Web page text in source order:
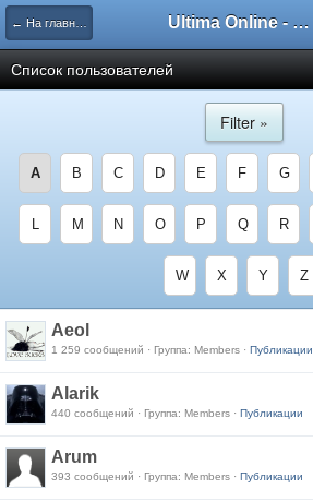
← На главную Ultima Online - Форум Русского сообщества игры
Список пользователей
Filter »
A B C D E F G
L M N O P Q R
W X Y Z
Aeol
1 259 сообщений · Группа: Members · Публикации
Alarik
440 сообщений · Группа: Members · Публикации
Arum
393 сообщений · Группа: Members · Публикации